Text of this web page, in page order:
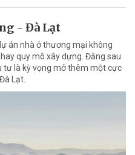
- Đà Lạt
án nhà ở thương mại không
quy mô xây dựng. Đằng sau
tư là kỳ vọng mở thêm một cực
Lạt.